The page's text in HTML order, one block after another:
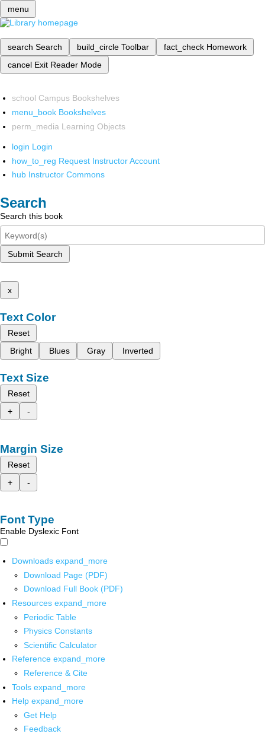
menu
search Search build_circle Toolbar fact_check Homework
cancel Exit Reader Mode
school Campus Bookshelves
menu_book Bookshelves
perm_media Learning Objects
login Login
how_to_reg Request Instructor Account
hub Instructor Commons
Search
Search this book
Submit Search
x
Text Color
Reset
Bright
Blues Gray Inverted
Text Size
Reset
+
-
Margin Size
Reset
+
-
Font Type
Enable Dyslexic Font
Downloads expand_more
Download Page (PDF)
Download Full Book (PDF)
Resources expand_more
Periodic Table
Physics Constants
Scientific Calculator
Reference expand_more
Reference & Cite
Tools expand_more
Help expand_more
Get Help
Feedback